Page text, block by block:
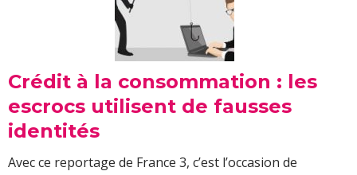
Crédit à la consommation : les
escrocs utilisent de fausses
identités
Avec ce reportage de France 3, c’est l’occasion de